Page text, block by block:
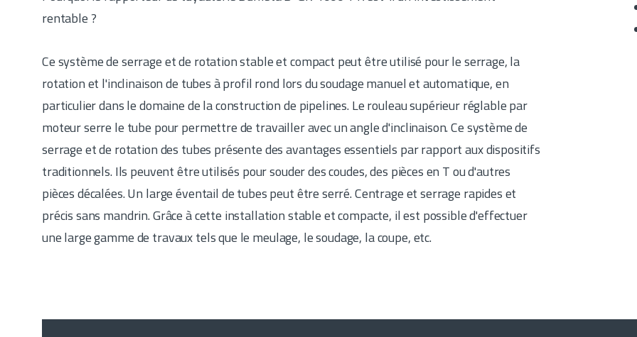
rentable ?
Ce système de serrage et de rotation stable et compact peut être utilisé pour le serrage, la
rotation et l'inclinaison de tubes à profil rond lors du soudage manuel et automatique, en
particulier dans le domaine de la construction de pipelines. Le rouleau supérieur réglable par
moteur serre le tube pour permettre de travailler avec un angle d'inclinaison. Ce système de
serrage et de rotation des tubes présente des avantages essentiels par rapport aux dispositifs
traditionnels. Ils peuvent être utilisés pour souder des coudes, des pièces en T ou d'autres
pièces décalées. Un large éventail de tubes peut être serré. Centrage et serrage rapides et
précis sans mandrin. Grâce à cette installation stable et compacte, il est possible d'effectuer
une large gamme de travaux tels que le meulage, le soudage, la coupe, etc.